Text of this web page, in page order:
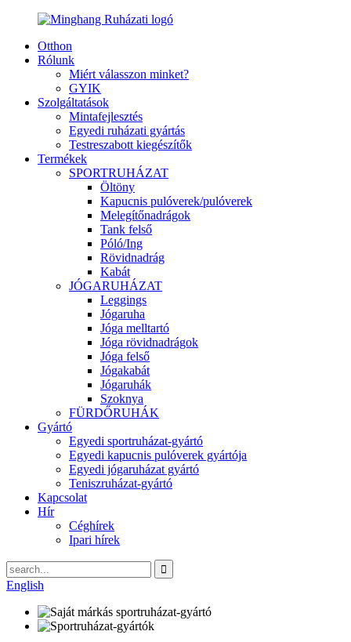
Otthon
Rólunk
Miért válasszon minket?
GYIK
Szolgáltatások
Mintafejlesztés
Egyedi ruházati gyártás
Testreszabott kiegészítők
Termékek
SPORTRUHÁZAT
Öltöny
Kapucnis pulóverek/pulóverek
Melegítőnadrágok
Tank felső
Póló/Ing
Rövidnadrág
Kabát
JÓGARUHÁZAT
Leggings
Jógaruha
Jóga melltartó
Jóga rövidnadrágok
Jóga felső
Jógakabát
Jógaruhák
Szoknya
FÜRDŐRUHÁK
Gyártó
Egyedi sportruházat-gyártó
Egyedi kapucnis pulóverek gyártója
Egyedi jógaruházat gyártó
Teniszruházat-gyártó
Kapcsolat
Hír
Céghírek
Ipari hírek
English